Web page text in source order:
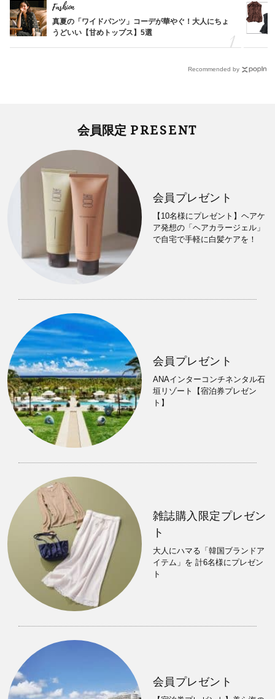
Fashion
真夏の「ワイドパンツ」コーデが華やぐ！大人にちょ
うどいい【甘めトップス】5選
Recommended by
会員限定 PRESENT
会員プレゼント
【10名様にプレゼント】ヘアケ
ア発想の「ヘアカラージェル」
で自宅で手軽に白髪ケアを！
会員プレゼント
ANAインターコンチネンタル石
垣リゾート【宿泊券プレゼン
ト】
雑誌購入限定プレゼン
ト
大人にハマる「韓国ブランドア
イテム」を 計6名様にプレゼン
ト
会員プレゼント